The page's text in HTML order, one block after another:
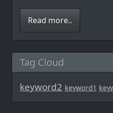
Read more..
Tag Cloud
keyword2 keyword1